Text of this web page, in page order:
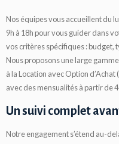
Nos équipes vous accueillent du
9h à 18h pour vous guider dans
vos critères spécifiques : budget,
Nous proposons une large
à la Location avec Option
avec des mensualités à partir de
Un suivi complet
Notre engagement s’étend au-